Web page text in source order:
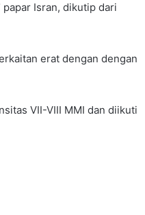
Isran, dikutip dari
erat dengan dengan
VII-VIII MMI dan diikuti